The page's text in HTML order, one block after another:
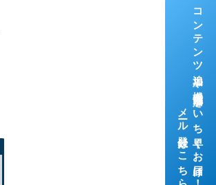
コンテンツ追加や機能追加をいち早くお届け！
メール登録はこちら